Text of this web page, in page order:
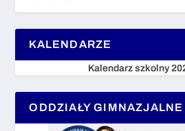
KALENDARZE
Kalendarz szkolny
ODDZIAŁY GIMNAZJALNE